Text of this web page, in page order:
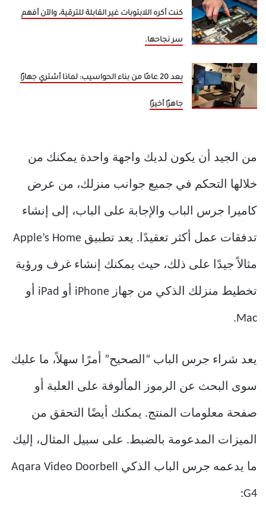
كنت أكره اللابتوبات غير القابلة للترقية، والآن أفهم
سر نجاحها.
بعد 20 عامًا من بناء الحواسيب: لماذا أشتري جهازًا
جاهزًا أخيرًا
من الجيد أن يكون لديك واجهة واحدة يمكنك من
خلالها التحكم في جميع جوانب منزلك، من عرض
كاميرا جرس الباب والإجابة على الباب، إلى إنشاء
تدفقات عمل أكثر تعقيدًا. يعد تطبيق Apple’s Home
مثالاً جيدًا على ذلك، حيث يمكنك إنشاء غرف ورؤية
تخطيط منزلك الذكي من جهاز iPhone أو iPad أو
Mac.
يعد شراء جرس الباب “الصحيح” أمرًا سهلاً، ما عليك
سوى البحث عن الرموز المألوفة على العلبة أو
صفحة معلومات المنتج. يمكنك أيضًا التحقق من
الميزات المدعومة بالضبط. على سبيل المثال، إليك
ما يدعمه جرس الباب الذكي Aqara Video Doorbell
G4: